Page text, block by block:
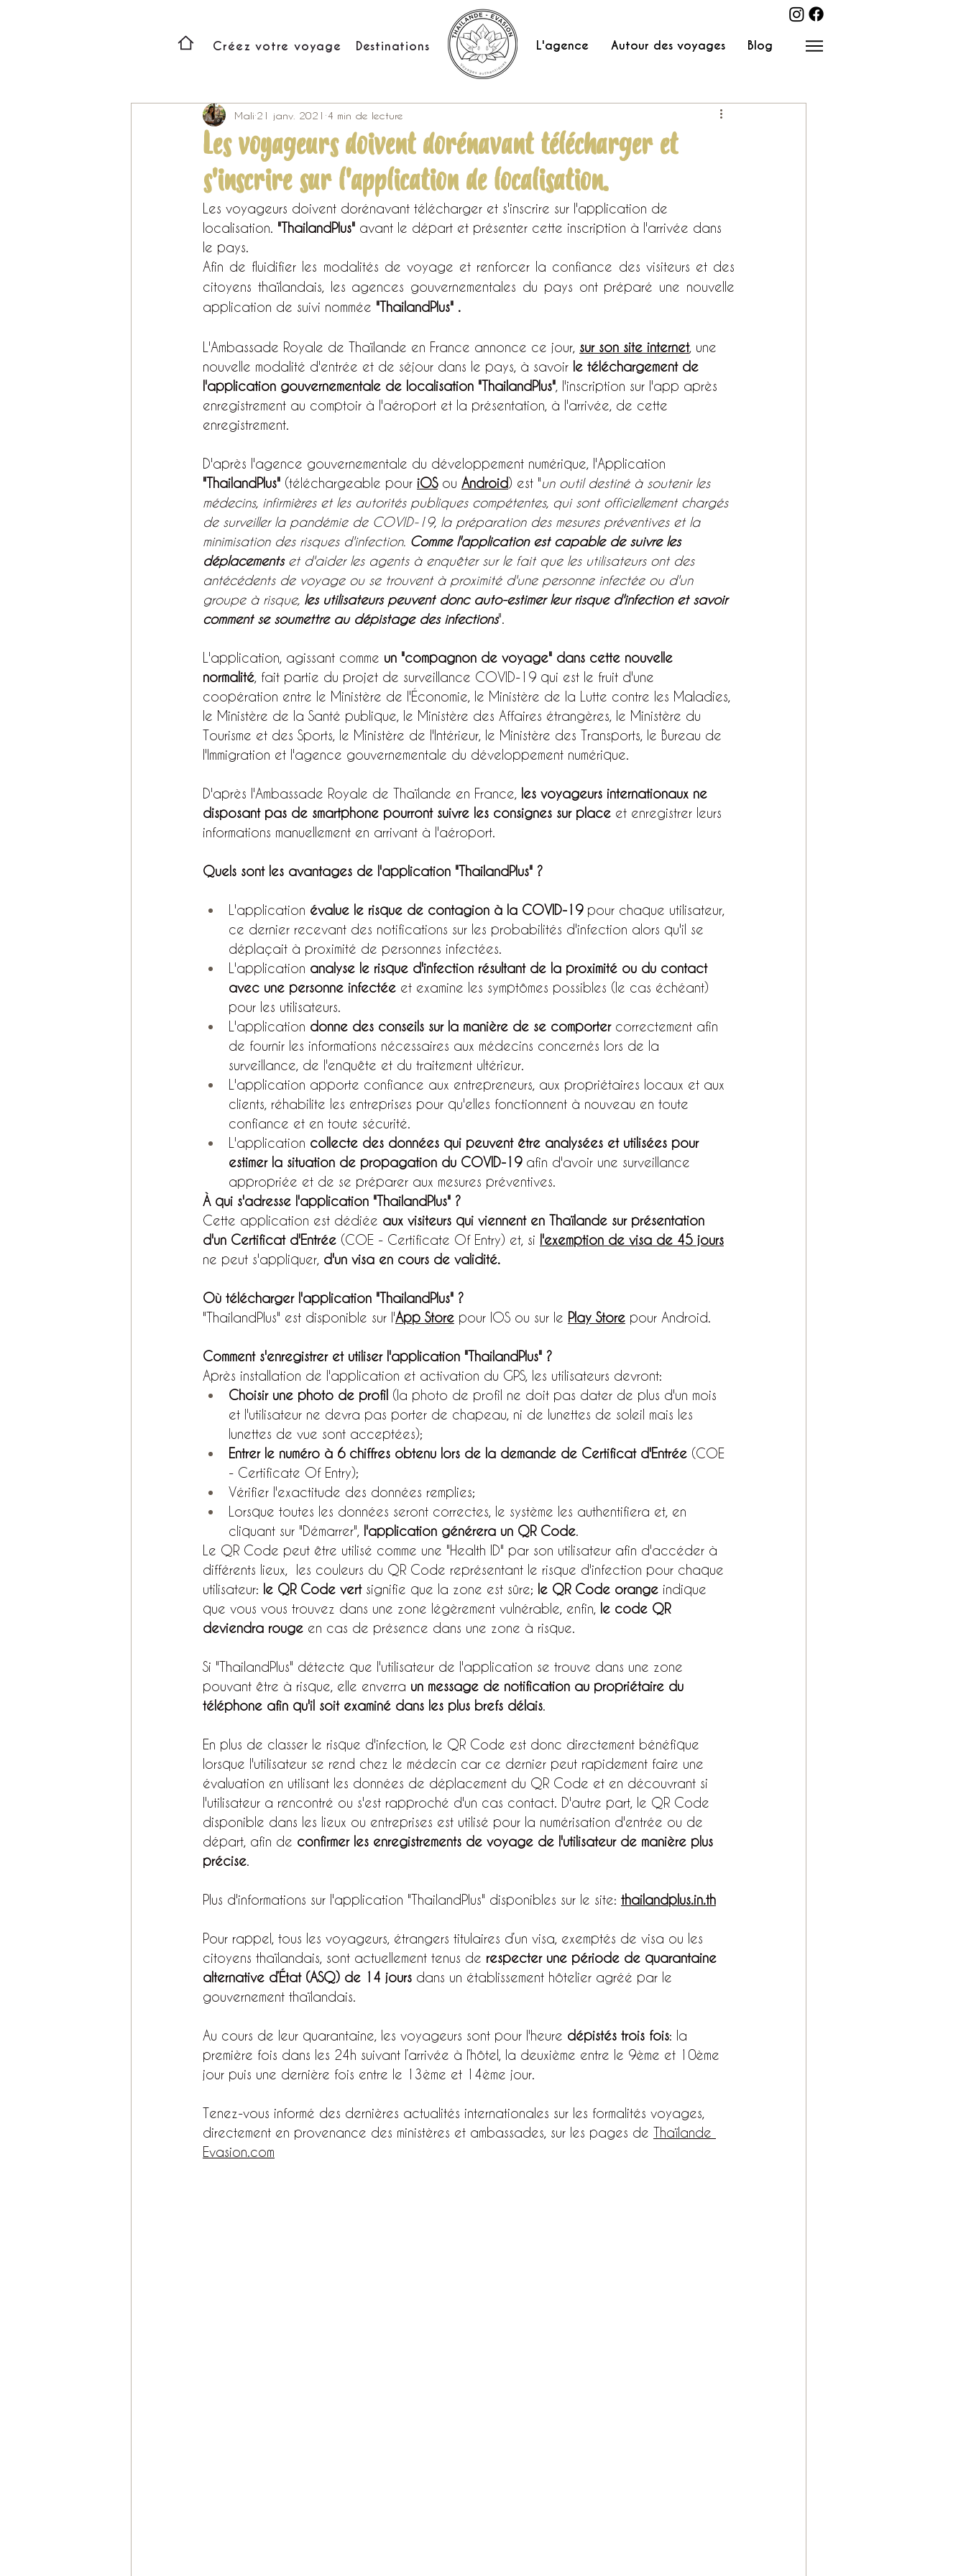
Créez votre voyage Destinations L'agence Autour des voyages Blog
Les voyageurs doivent dorénavant télécharger et
s'inscrire sur l'application de localisation.
Mali 21 janv. 2021 4 min de lecture
Les voyageurs doivent dorénavant télécharger et s'inscrire sur l'application de
localisation. "ThailandPlus" avant le départ et présenter cette inscription à l'arrivée dans
le pays.
Afin de fluidifier les modalités de voyage et renforcer la confiance des visiteurs et des
citoyens thaïlandais, les agences gouvernementales du pays ont préparé une nouvelle
application de suivi nommée "ThailandPlus" .
L'Ambassade Royale de Thaïlande en France annonce ce jour, sur son site internet, une
nouvelle modalité d'entrée et de séjour dans le pays, à savoir le téléchargement de
l'application gouvernementale de localisation "ThailandPlus" , l'inscription sur l'app après
enregistrement au comptoir à l'aéroport et la présentation, à l'arrivée, de cette
enregistrement.
D'après l'agence gouvernementale du développement numérique, l'Application
"ThailandPlus" (téléchargeable pour iOS ou Android) est "un outil destiné à soutenir les
médecins, infirmières et les autorités publiques compétentes, qui sont officiellement chargés
de surveiller la pandémie de COVID-19, la préparation des mesures préventives et la
minimisation des risques d'infection. Comme l'application est capable de suivre les
déplacements et d'aider les agents à enquêter sur le fait que les utilisateurs ont des
antécédents de voyage ou se trouvent à proximité d'une personne infectée ou d'un
groupe à risque, les utilisateurs peuvent donc auto-estimer leur risque d'infection et savoir
comment se soumettre au dépistage des infections".
L'application, agissant comme un "compagnon de voyage" dans cette nouvelle
normalité , fait partie du projet de surveillance COVID-19 qui est le fruit d'une
coopération entre le Ministère de l'Économie, le Ministère de la Lutte contre les Maladies,
le Ministère de la Santé publique, le Ministère des Affaires étrangères, le Ministère du
Tourisme et des Sports, le Ministère de l'Intérieur, le Ministère des Transports, le Bureau de
l'Immigration et l'agence gouvernementale du développement numérique.
D'après l'Ambassade Royale de Thaïlande en France,
les voyageurs internationaux ne
disposant pas de smartphone pourront suivre les consignes sur place et enregistrer leurs
informations manuellement en arrivant à l'aéroport.
Quels sont les avantages de l'application "ThailandPlus" ?
L'application évalue le risque de contagion à la COVID-19 pour chaque utilisateur,
ce dernier recevant des notifications sur les probabilités d'infection alors qu'il se
déplaçait à proximité de personnes infectées.
L'application analyse le risque d'infection résultant de la proximité ou du contact
avec une personne infectée et examine les symptômes possibles (le cas échéant)
pour les utilisateurs.
L'application donne des conseils sur la manière de se comporter correctement afin
de fournir les informations nécessaires aux médecins concernés lors de la
surveillance, de l'enquête et du traitement ultérieur.
L'application apporte confiance aux entrepreneurs, aux propriétaires locaux et aux
clients, réhabilite les entreprises pour qu'elles fonctionnent à nouveau en toute
confiance et en toute sécurité.
L'application collecte des données qui peuvent être analysées et utilisées pour
estimer la situation de propagation du COVID-19 afin d'avoir une surveillance
appropriée et de se préparer aux mesures préventives.
À qui s'adresse l'application "ThailandPlus" ?
Cette application est dédiée aux visiteurs qui viennent en Thaïlande sur présentation
d'un Certificat d'Entrée (COE - Certificate Of Entry) et, si l'exemption de visa de 45 jours
ne peut s'appliquer, d'un visa en cours de validité.
Où télécharger l'application "ThailandPlus" ?
"ThailandPlus" est disponible sur l'App Store pour IOS ou sur le Play Store pour Android.
Comment s'enregistrer et utiliser l'application "ThailandPlus" ?
Après installation de l'application et activation du GPS, les utilisateurs devront:
Choisir une photo de profil (la photo de profil ne doit pas dater de plus d'un mois
et l'utilisateur ne devra pas porter de chapeau, ni de lunettes de soleil mais les
lunettes de vue sont acceptées);
Entrer le numéro à 6 chiffres obtenu lors de la demande de Certificat d'Entrée (COE
- Certificate Of Entry);
Vérifier l'exactitude des données remplies;
Lorsque toutes les données seront correctes, le système les authentifiera et, en
cliquant sur "Démarrer",
l'application générera un QR Code
Le QR Code peut être utilisé comme une "Health ID" par son utilisateur afin d'accéder à
différents lieux,  les couleurs du QR Code représentant le risque d'infection pour chaque
utilisateur: le QR Code vert signifie que la zone est sûre; le QR Code orange indique
que vous vous trouvez dans une zone légèrement vulnérable, enfin,
le code QR
deviendra rouge en cas de présence dans une zone à risque.
Si "ThailandPlus" détecte que l'utilisateur de l'application se trouve dans une zone
pouvant être à risque, elle enverra un message de notification au propriétaire du
téléphone afin qu'il soit examiné dans les plus brefs délais
En plus de classer le risque d'infection, le QR Code est donc directement bénéfique
lorsque l'utilisateur se rend chez le médecin car ce dernier peut rapidement faire une
évaluation en utilisant les données de déplacement du QR Code et en découvrant si
l'utilisateur a rencontré ou s'est rapproché d'un cas contact. D'autre part, le QR Code
disponible dans les lieux ou entreprises est utilisé pour la numérisation d'entrée ou de
départ, afin de confirmer les enregistrements de voyage de l'utilisateur de manière plus
précise
Plus d'informations sur l'application "ThailandPlus" disponibles sur le site: thailandplus.in.th
Pour rappel, tous les voyageurs, étrangers titulaires d’un visa, exemptés de visa ou les
citoyens thaïlandais, sont actuellement tenus de respecter une période de quarantaine
alternative d’État (ASQ) de 14 jours dans un établissement hôtelier agréé par le
gouvernement thaïlandais.
Au cours de leur quarantaine, les voyageurs sont pour l'heure dépistés trois fois: la
première fois dans les 24h suivant l’arrivée à l’hôtel, la deuxième entre le 9ème et 10ème
jour puis une dernière fois entre le 13ème et 14ème jour.
Tenez-vous informé des dernières actualités internationales sur les formalités voyages,
directement en provenance des ministères et ambassades, sur les pages de Thaïlande
Evasion.com